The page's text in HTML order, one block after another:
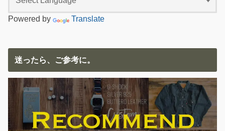
Powered by Translate
迷ったら、ご参考に。